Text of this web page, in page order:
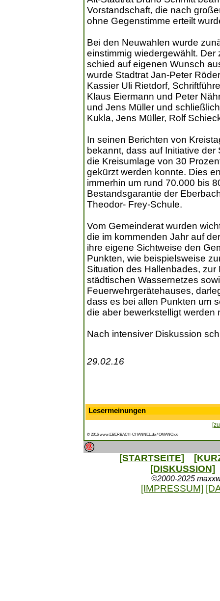
Vorstandschaft, die nach
ohne Gegenstimme erteilt
Bei den Neuwahlen wurde
einstimmig wiedergewählt.
schied auf eigenen Wunsch
wurde Stadtrat Jan-Peter
Kassier Uli Rietdorf,
Klaus Eiermann und Peter
und Jens Müller und
Kukla, Jens Müller, Rolf
In seinen Berichten von
bekannt, dass auf Initiative
die Kreisumlage von 30
gekürzt werden konnte. Dies
immerhin um rund 70.000 bis
Bestandsgarantie der
Theodor- Frey-Schule.
Vom Gemeinderat wurden
die im kommenden Jahr auf
ihre eigene Sichtweise den
Punkten, wie beispielsweise
Situation des Hallenbades,
städtischen Wassernetzes
Feuerwehrgerätehauses,
dass es bei allen Punkten um
die aber bewerkstelligt werden
Nach intensiver Diskussion
29.02.16
Lesermeinungen
© 2016 www.EBERBACH-CHANNEL.de / OMANO.de
[STARTSEITE]
[DISKUSSION]
©2000-2025
[IMPRESSUM]